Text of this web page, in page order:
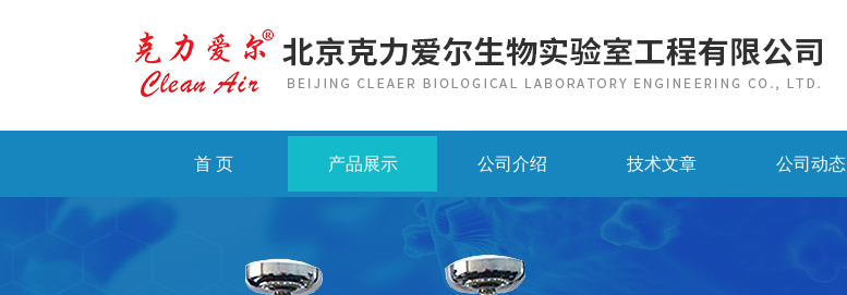
首 页 产品展示 公司介绍 技术文章 公司动态